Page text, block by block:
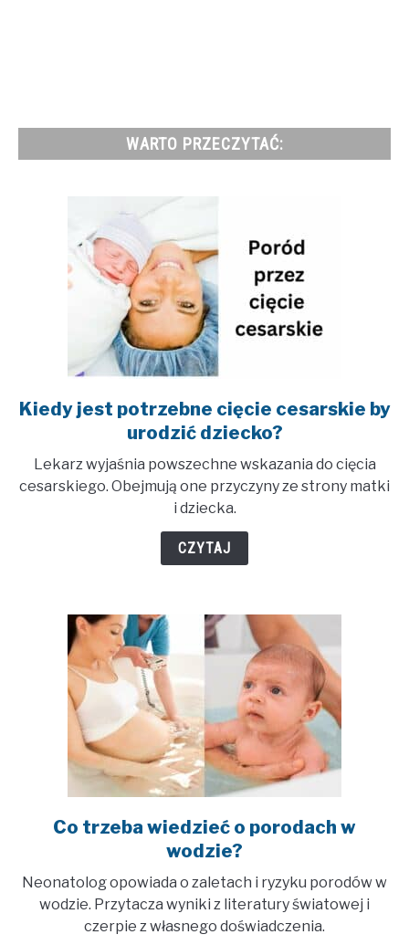
WARTO PRZECZYTAĆ:
link
to
jest
potrzebne
cięcie
cesarskie
Kiedy jest potrzebne cięcie cesarskie by
urodzić dziecko?
Lekarz wyjaśnia powszechne wskazania do cięcia
cesarskiego. Obejmują one przyczyny ze strony matki
i dziecka.
CZYTAJ
link
to
trzeba
wiedzieć
o
Co trzeba wiedzieć o porodach w
wodzie?
Neonatolog opowiada o zaletach i ryzyku porodów w
wodzie. Przytacza wyniki z literatury światowej i
czerpie z własnego doświadczenia.